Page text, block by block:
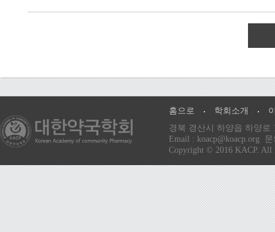
홈으로 학회소개
경북 경산시 하양읍 하양로
Email : koacp@koacp.org
Copyright © 2016 KACP. All